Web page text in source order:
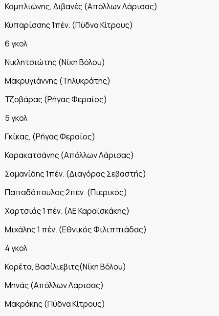
Καμπλιώνης, Διβανές (Απόλλων Λάρισας)
Κυπαρίσσης 1πέν. (Πύδνα Κίτρους)
6 γκολ
Νικλητσιώτης (Νίκη Βόλου)
Μακρυγιάννης (Τηλυκράτης)
Τζοβάρας (Ρήγας Φεραίος)
5 γκολ
Γκίκας, (Ρήγας Φεραίος)
Καρακατσάνης (Απόλλων Λάρισας)
Σαμανίδης 1πέν. (Διαγόρας Σεβαστής)
Παπαδόπουλος 2πέν. (Πιερικός)
Χαρτσιάς 1 πέν. (ΑΕ Καραϊσκάκης)
Μιχάλης 1 πέν. (Εθνικός Φιλιππιάδας)
4 γκολ
Κορέτα, Βασίλιεβιτς(Νίκη Βόλου)
Μηνάς (Απόλλων Λάρισας)
Μακράκης (Πύδνα Κίτρους)